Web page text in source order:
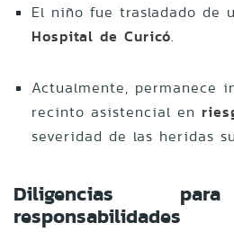
El niño fue trasladado de
Hospital de Curicó.
Actualmente, permanece
recinto asistencial en
severidad de las heridas
Diligencias
responsabilidades